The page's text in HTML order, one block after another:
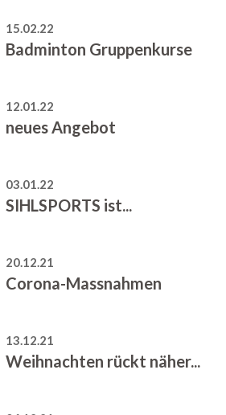
15.02.22
Badminton Gruppenkurse
12.01.22
neues Angebot
03.01.22
SIHLSPORTS ist...
20.12.21
Corona-Massnahmen
13.12.21
Weihnachten rückt näher...